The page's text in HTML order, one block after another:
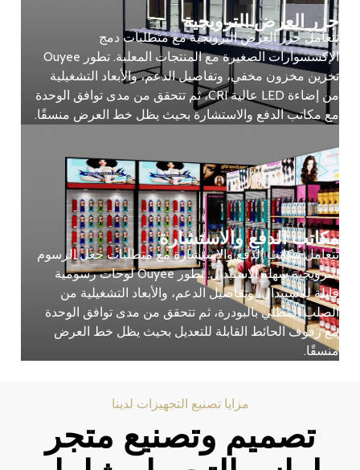
جزر العرض الترويجية
تتعامل جزر العرض الترويجية مع متطلبات دمج
الإكسسوارات الصغيرة مع المنتجات المعلبة. تطور Ouyee
تخزين مخزون مخفي، وتفاصيل الدعم، والأبعاد التشغيلية
من إضاءة LED عالية CRI، ثم تتحقق من مدى توافق الوحدة
مع مكاتب الدفع والاستشارة بحيث يظل خط العرض منسقًا.
مكاتب الدفع والاستشارة
تتعامل مكاتب الدفع والاستشارة مع متطلبات جعل الرسوم
الترويجية سهلة الاستبدال. تطور Ouyee لوحات رسومية
قابلة للاستبدال، وتفاصيل الدعم، والأبعاد التشغيلية من
الصلب المطلي بالبودرة، ثم تتحقق من مدى توافق الوحدة
مع رفوف الحائط القابلة للتعديل بحيث يظل خط العرض
منسقًا.
مزايا تصنيع التجهيزات لدينا
تصميم وتصنيع متجر